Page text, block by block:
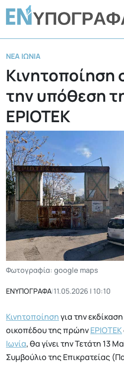
ΝΈΑ ΙΩΝΊΑ
Κινητοποίηση
την υπόθεση
ΕΡΙΟΤΕΚ
Φωτογραφία: google maps
ΕΝΥΠΟΓΡΑΦΑ|11.05.2026 | 10:10
Κινητοποίησηγια την
οικοπέδου της πρώηνΕΡΙΟΤΕΚ
Ιωνία, θα γίνει την Τετάτη 13
Συμβούλιο της Επικρατείας